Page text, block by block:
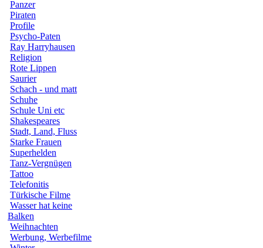
Panzer
Piraten
Profile
Psycho-Paten
Ray Harryhausen
Religion
Rote Lippen
Saurier
Schach - und matt
Schuhe
Schule Uni etc
Shakespeares
Stadt, Land, Fluss
Starke Frauen
Superhelden
Tanz-Vergnügen
Tattoo
Telefonitis
Türkische Filme
Wasser hat keine
Balken
Weihnachten
Werbung, Werbefilme